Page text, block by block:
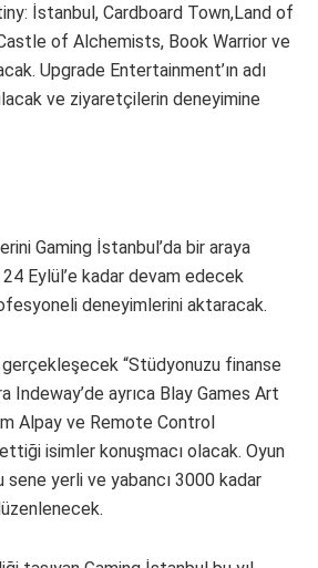
İstanbul, Cardboard Town,Land of
of Alchemists, Book Warrior ve
Upgrade Entertainment’ın adı
ve ziyaretçilerin deneyimine
Gaming İstanbul’da bir araya
Eylül’e kadar devam edecek
deneyimlerini aktaracak.
“Stüdyonuzu finanse
Indeway’de ayrıca Blay Games Art
Alpay ve Remote Control
isimler konuşmacı olacak. Oyun
yerli ve yabancı 3000 kadar